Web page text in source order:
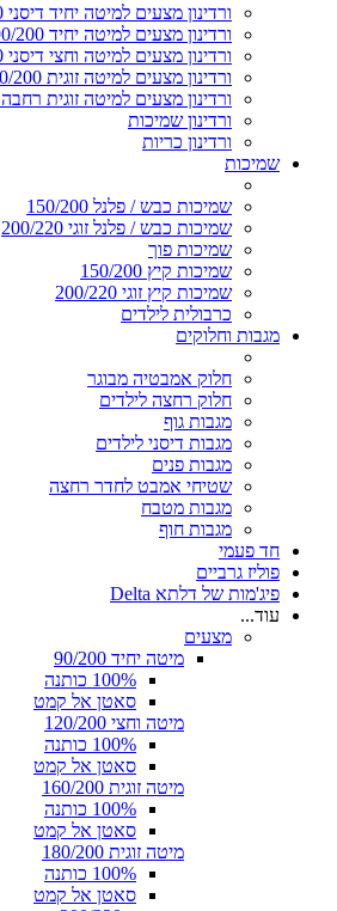
ורדינון מצעים למיטה יחיד דיסני 90/200
ורדינון מצעים למיטה יחיד 90/200
ורדינון מצעים למיטה וחצי דיסני 120/200
ורדינון מצעים למיטה זוגית 160/200
ורדינון מצעים למיטה זוגית רחבה 180/200
ורדינון שמיכות
ורדינון כריות
שמיכות
שמיכות כבש / פלנל 150/200
שמיכות כבש / פלנל זוגי 200/220
שמיכות פוך
שמיכות קיץ 150/200
שמיכות קיץ זוגי 200/220
כרבולית לילדים
מגבות וחלוקים
חלוק אמבטיה מבוגר
חלוק רחצה לילדים
מגבות גוף
מגבות דיסני לילדים
מגבות פנים
שטיחי אמבט לחדר רחצה
מגבות מטבח
מגבות חוף
חד פעמי
פוליז גרביים
פיג'מות של דלתא Delta
עוד...
מצעים
מיטה יחיד 90/200
100% כותנה
סאטן אל קמט
מיטה וחצי 120/200
100% כותנה
סאטן אל קמט
מיטה זוגית 160/200
100% כותנה
סאטן אל קמט
מיטה זוגית 180/200
100% כותנה
סאטן אל קמט